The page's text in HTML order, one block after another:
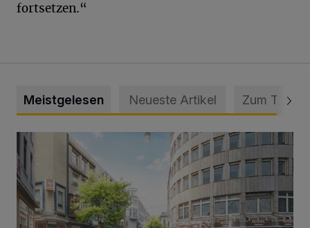
fortsetzen.“
Meistgelesen Neueste Artikel Zum Thema
Ein neuer Brunnen für die Alte Freiheit